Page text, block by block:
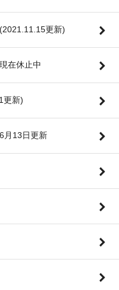
更新)
在休止中
更新)
月13日更新